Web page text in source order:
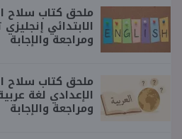
ملحق كتاب سلاح
ومراجعة والإجابة
ملحق كتاب سلاح
ومراجعة والإجابة